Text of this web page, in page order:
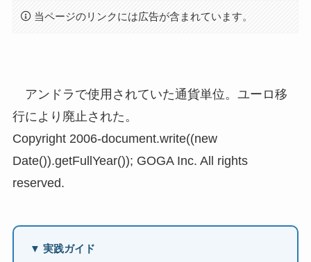
当ページのリンクには広告が含まれています。
アンドラで使用されていた通貨単位。ユーロ移
行により廃止された。
Copyright 2006-document.write((new
Date()).getFullYear()); GOGA Inc. All rights
reserved.
▼ 実践ガイド